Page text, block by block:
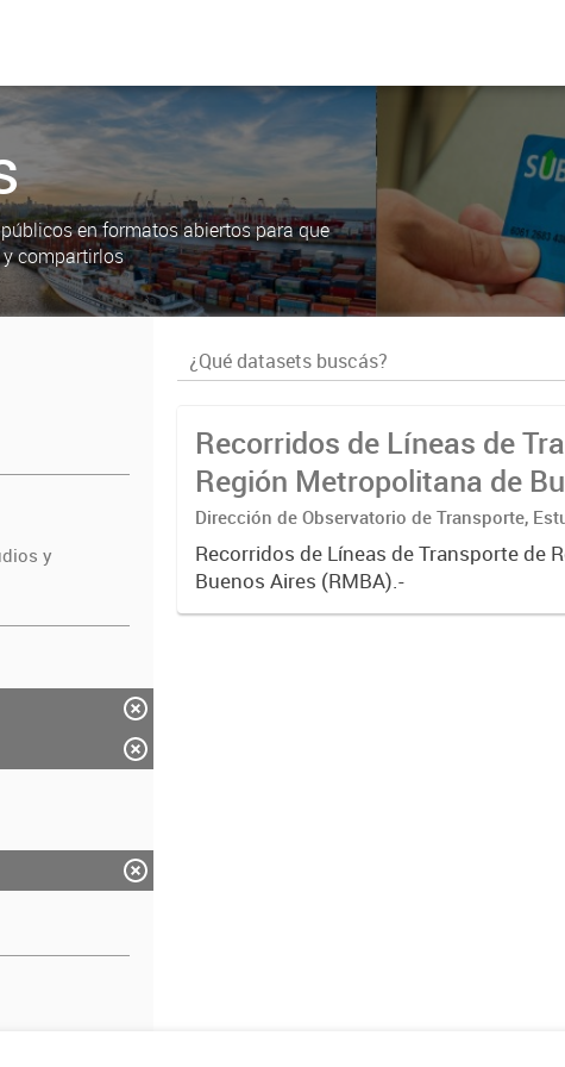
en formatos abiertos para que
compartirlos
y
Recorridos de Líneas de
Región Metropolitana de
(RMBA)
Dirección de Observatorio de Transporte,
Recorridos de Líneas de Transporte de
Buenos Aires (RMBA).-